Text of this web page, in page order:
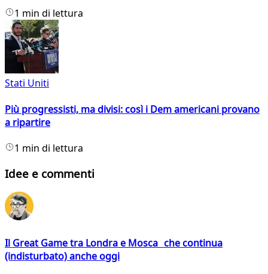
1 min di lettura
Stati Uniti
Più progressisti, ma divisi: così i Dem americani provano
a ripartire
1 min di lettura
Idee e commenti
Il Great Game tra Londra e Mosca che continua
(indisturbato) anche oggi